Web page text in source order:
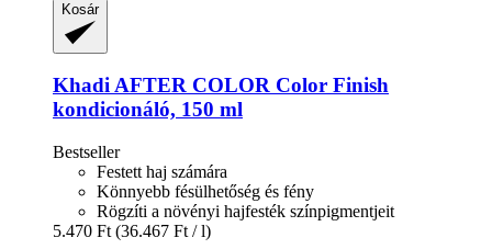
Kosár
KhadiAFTER COLOR Color Finish
kondicionáló, 150 ml
Bestseller
Festett haj számára
Könnyebb fésülhetőség és fény
Rögzíti a növényi hajfesték színpigmentjeit
5.470 Ft (36.467 Ft / l)